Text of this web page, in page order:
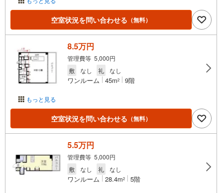
空室状況を問い合わせる （無料）
もっと見る
8.5万円
管理費等 5,000円
敷
なし 礼 なし
ワンルーム 45m2 9階
空室状況を問い合わせる （無料）
5.5万円
管理費等 5,000円
敷
なし 礼 なし
ワンルーム 28.4m2 5階